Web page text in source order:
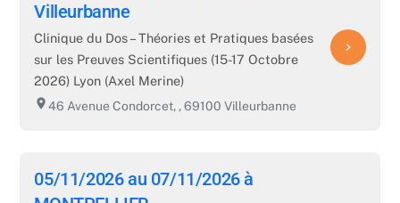
Villeurbanne
Clinique du Dos – Théories et Pratiques basées
sur les Preuves Scientifiques (15-17 Octobre
2026) Lyon (Axel Merine)
room46 Avenue Condorcet, , 69100 Villeurbanne
navigate_next
05/11/2026 au 07/11/2026 à